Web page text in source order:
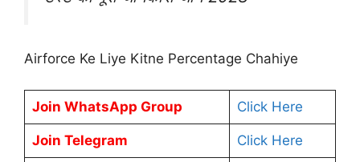
Airforce Ke Liye Kitne Percentage Chahiye
Join WhatsApp Group Click Here
Join Telegram Click Here